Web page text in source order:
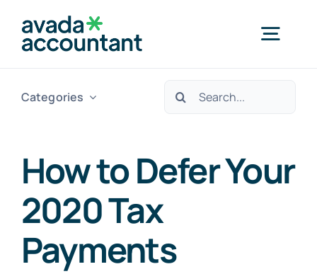
Home
Industries
Resources
Categories
Search
How to Defer Your
2020 Tax
Payments